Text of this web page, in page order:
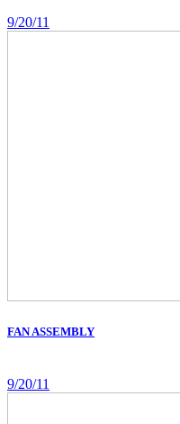
9/20/11
FAN ASSEMBLY
9/20/11